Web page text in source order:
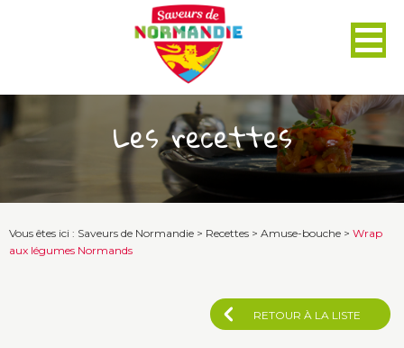
Les recettes
Vous êtes ici : Saveurs de Normandie > Recettes > Amuse-bouche > Wrap
aux légumes Normands
RETOUR À LA LISTE
Panneau de gestion des cookies